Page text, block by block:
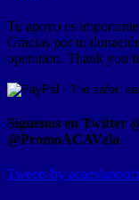
Tu apoyo es
Gracias por tu
operation. Thank you
Síguenos en Twitter
@PromoACAVzla
Tweets by